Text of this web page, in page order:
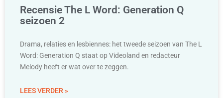
Recensie The L Word: Generation Q
seizoen 2
Drama, relaties en lesbiennes: het tweede seizoen van The L
Word: Generation Q staat op Videoland en redacteur
Melody heeft er wat over te zeggen.
LEES VERDER »